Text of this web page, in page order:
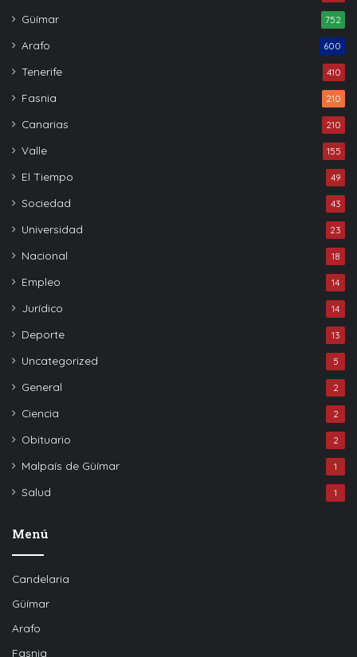
Güímar 752
Arafo 600
Tenerife 410
Fasnia 210
Canarias 210
Valle 155
El Tiempo 49
Sociedad 43
Universidad 23
Nacional 18
Empleo 14
Jurídico 14
Deporte 13
Uncategorized 5
General 2
Ciencia 2
Obituario 2
Malpaís de Güímar 1
Salud 1
Menú
Candelaria
Güímar
Arafo
Fasnia